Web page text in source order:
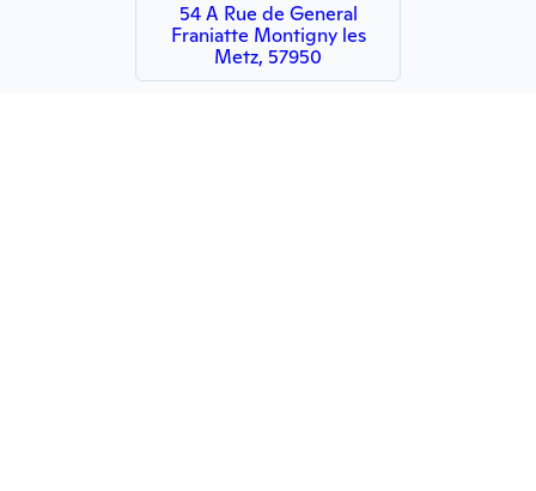
54 A Rue de General
Franiatte Montigny les
Metz, 57950